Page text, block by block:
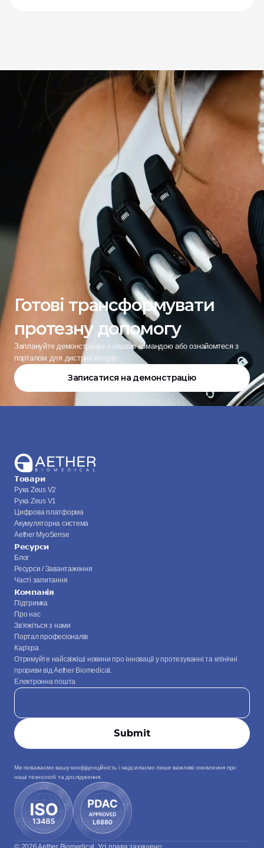
Готові трансформувати
протезну допомогу
Заплануйте демонстрацію з нашою командою або ознайомтеся з
порталом для дистриб’юторів
Записатися на демонстрацію
Товари
Рука Zeus V2
Рука Zeus V1
Цифрова платформа
Акумуляторна система
Aether MyoSense
Ресурси
Блог
Ресурси / Завантаження
Часті запитання
Компанія
Підтримка
Про нас
Зв’яжіться з нами
Портал професіоналів
Кар'єра
Отримуйте найсвіжіші новини про інновації у протезуванні та клінічні
прориви від Aether Biomedical.
Електронна пошта
Ми поважаємо вашу конфіденційність і надсилаємо лише важливі оновлення про
наші технології та дослідження.